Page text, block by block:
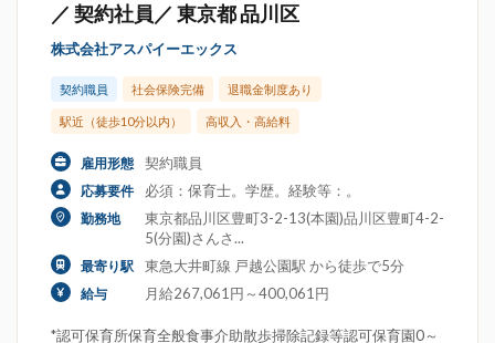
／ 契約社員／ 東京都 品川区
株式会社アスパイーエックス
契約職員 社会保険完備 退職金制度あり
駅近（徒歩10分以内） 高収入・高給料
雇用形態 契約職員
応募要件 必須：保育士。学歴。経験等：。
勤務地
東京都品川区豊町3-2-13(本園)品川区豊町4-2-
5(分園)さんさ...
最寄り駅 東急大井町線 戸越公園駅 から徒歩で5分
給与 月給267,061円～400,061円
*認可保育所保育全般食事介助散歩掃除記録等認可保育園0～